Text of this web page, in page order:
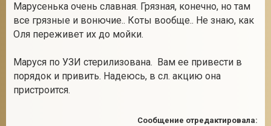
Марусенька очень славная. Грязная, конечно, но там
все грязные и вонючие.. Коты вообще.. Не знаю, как
Оля переживет их до мойки.
Маруся по УЗИ стерилизована. Вам ее привести в
порядок и привить. Надеюсь, в сл. акцию она
пристроится.
Сообщение отредактировала: